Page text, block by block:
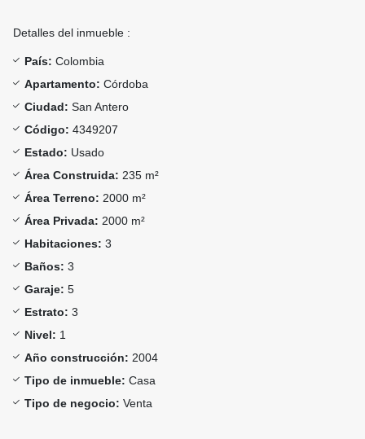
Detalles del inmueble :
País: Colombia
Apartamento: Córdoba
Ciudad: San Antero
Código: 4349207
Estado: Usado
Área Construida: 235 m²
Área Terreno: 2000 m²
Área Privada: 2000 m²
Habitaciones: 3
Baños: 3
Garaje: 5
Estrato: 3
Nivel: 1
Año construcción: 2004
Tipo de inmueble: Casa
Tipo de negocio: Venta